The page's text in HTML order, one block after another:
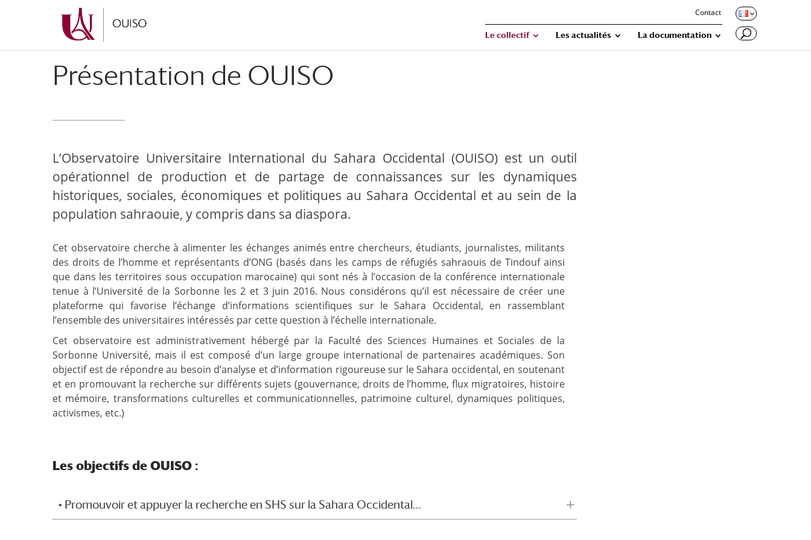
principal
navigation
Contact
Le collectif Les actualités La documentation
Présentation de OUISO
L’Observatoire Universitaire International du Sahara Occidental (OUISO) est un outil
opérationnel de production et de partage de connaissances sur les dynamiques
historiques, sociales, économiques et politiques au Sahara Occidental et au sein de la
population sahraouie, y compris dans sa diaspora.
Cet observatoire cherche à alimenter les échanges animés entre chercheurs, étudiants, journalistes, militants
des droits de l’homme et représentants d’ONG (basés dans les camps de réfugiés sahraouis de Tindouf ainsi
que dans les territoires sous occupation marocaine) qui sont nés à l’occasion de la conférence internationale
tenue à l’Université de la Sorbonne les 2 et 3 juin 2016. Nous considérons qu’il est nécessaire de créer une
plateforme qui favorise l’échange d’informations scientifiques sur le Sahara Occidental, en rassemblant
l’ensemble des universitaires intéressés par cette question à l’échelle internationale.
Cet observatoire est administrativement hébergé par la Faculté des Sciences Humaines et Sociales de la
Sorbonne Université, mais il est composé d’un large groupe international de partenaires académiques. Son
objectif est de répondre au besoin d’analyse et d’information rigoureuse sur le Sahara occidental, en soutenant
et en promouvant la recherche sur différents sujets (gouvernance, droits de l’homme, flux migratoires, histoire
et mémoire, transformations culturelles et communicationnelles, patrimoine culturel, dynamiques politiques,
activismes, etc.)
Les objectifs de OUISO :
• Promouvoir et appuyer la recherche en SHS sur la Sahara Occidental…